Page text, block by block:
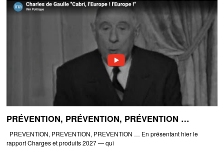
PRÉVENTION, PRÉVENTION, PRÉVENTION …
PREVENTION, PREVENTION, PREVENTION … En présentant hier le
rapport Charges et produits 2027 — qui